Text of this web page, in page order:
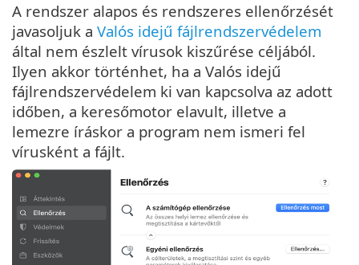
A rendszer alapos és rendszeres ellenőrzését
javasoljuk a Valós idejű fájlrendszervédelem
által nem észlelt vírusok kiszűrése céljából.
Ilyen akkor történhet, ha a Valós idejű
fájlrendszervédelem ki van kapcsolva az adott
időben, a keresőmotor elavult, illetve a
lemezre íráskor a program nem ismeri fel
vírusként a fájlt.